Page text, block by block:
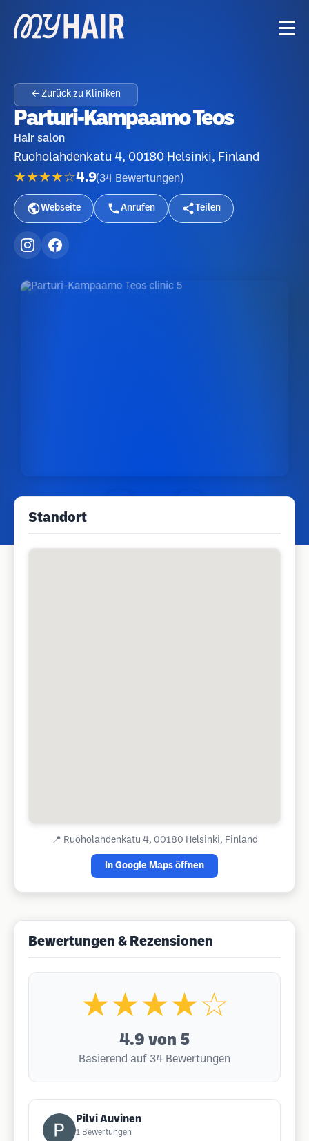
← Zurück zu Kliniken
Parturi-Kampaamo Teos
Hair salon
Ruoholahdenkatu 4, 00180 Helsinki, Finland
★★★★☆4.9(34 Bewertungen )
Webseite Anrufen Teilen
Standort
📍 Ruoholahdenkatu 4, 00180 Helsinki, Finland
In Google Maps öffnen
Bewertungen & Rezensionen
★★★★☆
4.9 von 5
Basierend auf 34 Bewertungen
Pilvi Auvinen
1 Bewertungen